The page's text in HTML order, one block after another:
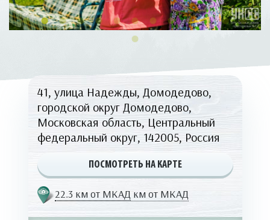
41, улица Надежды, Домодедово,
городской округ Домодедово,
Московская область, Центральный
федеральный округ, 142005, Россия
ПОСМОТРЕТЬ НА КАРТЕ
22.3 км от МКАДкм от МКАД